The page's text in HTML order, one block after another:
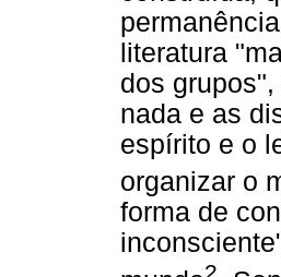
literatura
dos
nada e as
espírito e o
organizar o
forma de
2